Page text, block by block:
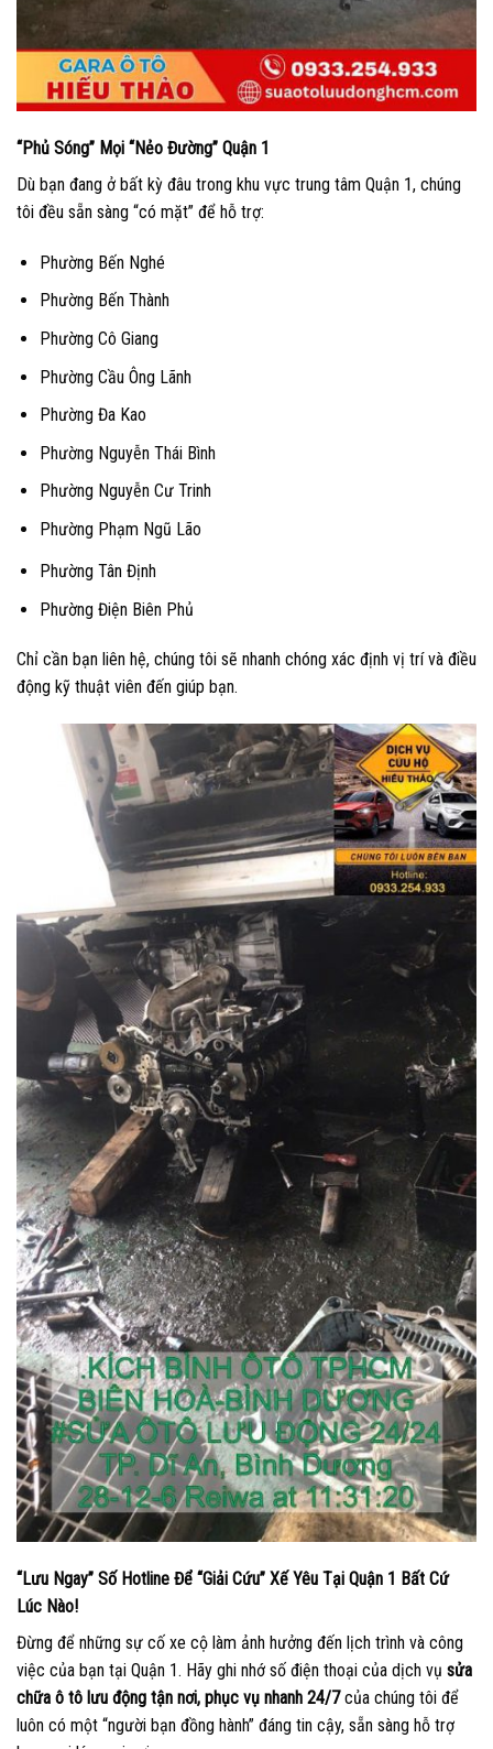
“Phủ Sóng” Mọi “Nẻo Đường” Quận 1
Dù bạn đang ở bất kỳ đâu trong khu vực trung tâm Quận 1, chúng
tôi đều sẵn sàng “có mặt” để hỗ trợ:
Phường Bến Nghé
Phường Bến Thành
Phường Cô Giang
Phường Cầu Ông Lãnh
Phường Đa Kao
Phường Nguyễn Thái Bình
Phường Nguyễn Cư Trinh
Phường Phạm Ngũ Lão
Phường Tân Định
Phường Điện Biên Phủ
Chỉ cần bạn liên hệ, chúng tôi sẽ nhanh chóng xác định vị trí và điều
động kỹ thuật viên đến giúp bạn.
“Lưu Ngay” Số Hotline Để “Giải Cứu” Xế Yêu Tại Quận 1 Bất Cứ
Lúc Nào!
Đừng để những sự cố xe cộ làm ảnh hưởng đến lịch trình và công
việc của bạn tại Quận 1. Hãy ghi nhớ số điện thoại của dịch vụ sửa
chữa ô tô lưu động tận nơi, phục vụ nhanh 24/7của chúng tôi để
luôn có một “người bạn đồng hành” đáng tin cậy, sẵn sàng hỗ trợ